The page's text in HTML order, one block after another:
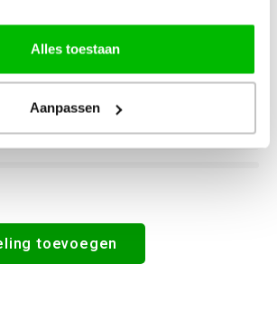
Alles toestaan
Aanpassen
toevoegen